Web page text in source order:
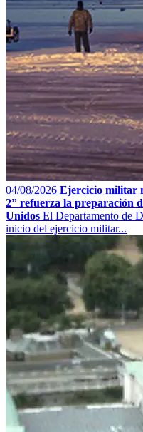
04/08/2026 Ejercicio militar
2” refuerza la preparación
Unidos El Departamento de
inicio del ejercicio militar...